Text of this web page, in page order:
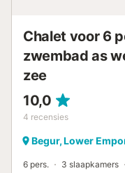
Chalet voor 6
zwembad as
zee
10,0
4 recensies
Begur, Lower
6 pers. 3 slaapkamers